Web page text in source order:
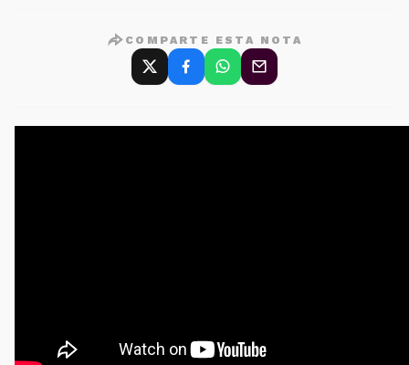
COMPARTE ESTA NOTA